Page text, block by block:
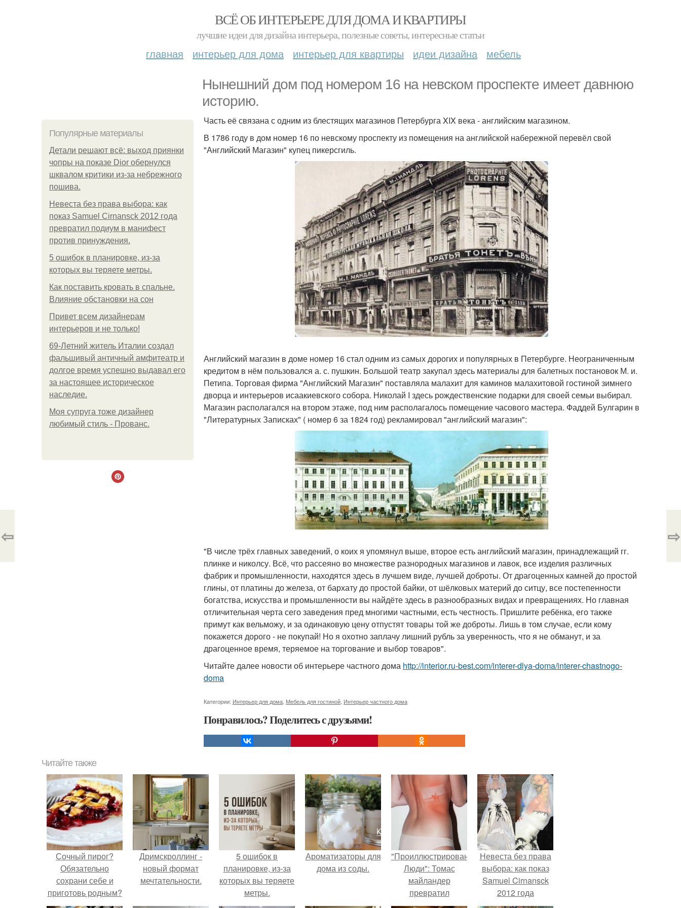
ВСЁ ОБ ИНТЕРЬЕРЕ ДЛЯ ДОМА И КВАРТИРЫ
лучшие идеи для дизайна интерьера, полезные советы, интересные статьи
главная интерьер для дома интерьер для квартиры идеи дизайна мебель
Нынешний дом под номером 16 на невском проспекте имеет давнюю
историю.
Популярные материалы
Детали решают всё: выход приянки
чопры на показе Dior обернулся
шквалом критики из-за небрежного
пошива.
Невеста без права выбора: как
показ Samuel Cirnansck 2012 года
превратил подиум в манифест
против принуждения.
5 ошибок в планировке, из-за
которых вы теряете метры.
Как поставить кровать в спальне.
Влияние обстановки на сон
Привет всем дизайнерам
интерьеров и не только!
69-Летний житель Италии создал
фальшивый античный амфитеатр и
долгое время успешно выдавал его
за настоящее историческое
наследие.
Моя супруга тоже дизайнер
любимый стиль - Прованс.
Часть её связана с одним из блестящих магазинов Петербурга XIX века - английским магазином.
В 1786 году в дом номер 16 по невскому проспекту из помещения на английской набережной перевёл свой
"Английский Магазин" купец пикерсгиль.
Английский магазин в доме номер 16 стал одним из самых дорогих и популярных в Петербурге. Неограниченным
кредитом в нём пользовался а. с. пушкин. Большой театр закупал здесь материалы для балетных постановок М. и.
Петипа. Торговая фирма "Английский Магазин" поставляла малахит для каминов малахитовой гостиной зимнего
дворца и интерьеров исаакиевского собора. Николай I здесь рождественские подарки для своей семьи выбирал.
Магазин располагался на втором этаже, под ним располагалось помещение часового мастера. Фаддей Булгарин в
"Литературных Записках" ( номер 6 за 1824 год) рекламировал "английский магазин":
"В числе трёх главных заведений, о коих я упомянул выше, второе есть английский магазин, принадлежащий гг.
плинке и николсу. Всё, что рассеяно во множестве разнородных магазинов и лавок, все изделия различных
фабрик и промышленности, находятся здесь в лучшем виде, лучшей доброты. От драгоценных камней до простой
глины, от платины до железа, от бархату до простой байки, от шёлковых материй до ситцу, все постепенности
богатства, искусства и промышленности вы найдёте здесь в разнообразных видах и превращениях. Но главная
отличительная черта сего заведения пред многими частными, есть честность. Пришлите ребёнка, его также
примут как вельможу, и за одинаковую цену отпустят товары той же доброты. Лишь в том случае, если кому
покажется дорого - не покупай! Но я охотно заплачу лишний рубль за уверенность, что я не обманут, и за
драгоценное время, теряемое на торгование и выбор товаров".
Читайте далее новости об интерьере частного дома http://interior.ru-best.com/interer-dlya-doma/interer-chastnogo-
doma
Категории: Интерьер для дома Мебель для гостиной Интерьер частного дома
Понравилось? Поделитесь с друзьями!
⇦ ⇨
Читайте также
Сочный пирог?
Обязательно
сохрани себе и
приготовь родным?
Дримскроллинг -
новый формат
мечтательности.
5 ошибок в
планировке, из-за
которых вы теряете
метры.
Ароматизаторы для
дома из соды.
"Проиллюстрированные
Люди": Томас
майландер
превратил
солнечные ожоги в
Невеста без права
выбора: как показ
Samuel Cirnansck
2012 года
превратил подиум